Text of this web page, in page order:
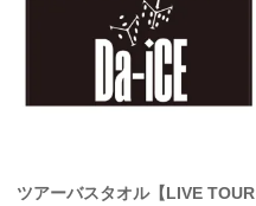
ツアーバスタオル【LIVE TOUR